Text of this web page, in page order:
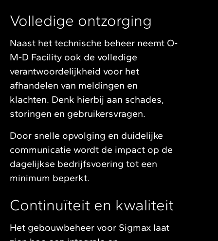
Volledige ontzorging
Naast het technische beheer neemt O-
M-D Facility ook de volledige
verantwoordelijkheid voor het
afhandelen van meldingen en
klachten. Denk hierbij aan schades,
storingen en gebruikersvragen.
Door snelle opvolging en duidelijke
communicatie wordt de impact op de
dagelijkse bedrijfsvoering tot een
minimum beperkt.
Continuïteit en kwaliteit
Het gebouwbeheer voor Sigmax laat